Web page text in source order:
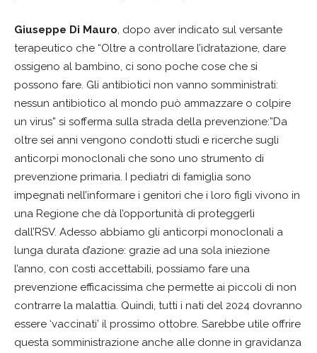
Giuseppe Di Mauro, dopo aver indicato sul versante
terapeutico che “Oltre a controllare l’idratazione, dare
ossigeno al bambino, ci sono poche cose che si
possono fare. Gli antibiotici non vanno somministrati:
nessun antibiotico al mondo può ammazzare o colpire
un virus” si sofferma sulla strada della prevenzione:”Da
oltre sei anni vengono condotti studi e ricerche sugli
anticorpi monoclonali che sono uno strumento di
prevenzione primaria. I pediatri di famiglia sono
impegnati nell’informare i genitori che i loro figli vivono in
una Regione che dà l’opportunità di proteggerli
dall’RSV. Adesso abbiamo gli anticorpi monoclonali a
lunga durata d’azione: grazie ad una sola iniezione
l’anno, con costi accettabili, possiamo fare una
prevenzione efficacissima che permette ai piccoli di non
contrarre la malattia. Quindi, tutti i nati del 2024 dovranno
essere ‘vaccinati’ il prossimo ottobre. Sarebbe utile offrire
questa somministrazione anche alle donne in gravidanza